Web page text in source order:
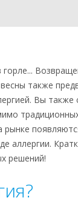
горле...
также
Вы также
рынке
аллергии.
решений!